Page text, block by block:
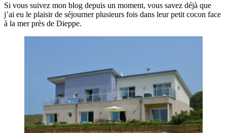
Si vous suivez mon blog depuis un moment, vous savez déjà que
j’ai eu le plaisir de séjourner plusieurs fois dans leur petit cocon face
à la mer près de Dieppe.